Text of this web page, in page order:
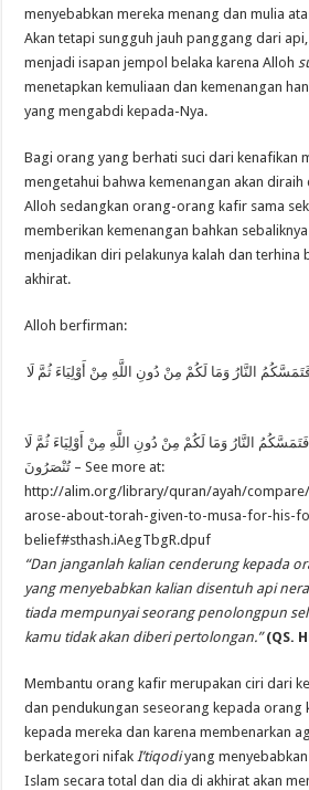
menyebabkan mereka menang dan mulia
Akan tetapi sungguh jauh panggang dari api,
menjadi isapan jempol belaka karena Alloh
menetapkan kemuliaan dan kemenangan
yang mengabdi kepada-Nya.
Bagi orang yang berhati suci dari kenafikan
mengetahui bahwa kemenangan akan
Alloh sedangkan orang-orang kafir sama
memberikan kemenangan bahkan
menjadikan diri pelakunya kalah dan terhina
akhirat.
Alloh berfirman:
النَّارُ وَمَا لَكُمْ مِنْ دُونِ اللَّهِ مِنْ أَوْلِيَاءَ ثُمَّ لَا
النَّارُ وَمَا لَكُمْ مِنْ دُونِ اللَّهِ مِنْ أَوْلِيَاءَ ثُمَّ لَا
تُنْصَرُونَ – See more at:
http://alim.org/library/quran/ayah/
arose-about-torah-given-to-musa-for-his-
belief#sthash.iAegTbgR.dpuf
“Dan janganlah kalian cenderung kepada
yang menyebabkan kalian disentuh api
tiada mempunyai seorang penolongpun
kamu tidak akan diberi pertolongan.”(QS.
Membantu orang kafir merupakan ciri dari
dan pendukungan seseorang kepada orang
kepada mereka dan karena membenarkan
berkategori nifak I’tiqodiyang
Islam secara total dan dia di akhirat akan